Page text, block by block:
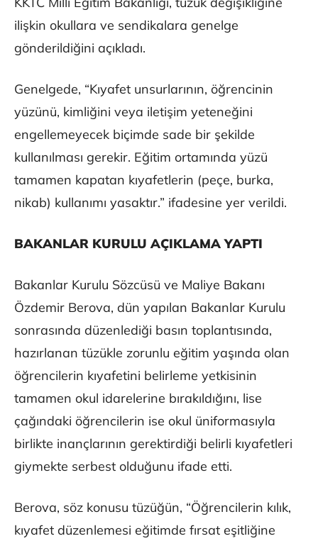
ilişkin okullara ve sendikalara genelge
gönderildiğini açıkladı.
Genelgede, “Kıyafet unsurlarının, öğrencinin
yüzünü, kimliğini veya iletişim yeteneğini
engellemeyecek biçimde sade bir şekilde
kullanılması gerekir. Eğitim ortamında yüzü
tamamen kapatan kıyafetlerin (peçe, burka,
nikab) kullanımı yasaktır.” ifadesine yer verildi.
BAKANLAR KURULU AÇIKLAMA YAPTI
Bakanlar Kurulu Sözcüsü ve Maliye Bakanı
Özdemir Berova, dün yapılan Bakanlar Kurulu
sonrasında düzenlediği basın toplantısında,
hazırlanan tüzükle zorunlu eğitim yaşında olan
öğrencilerin kıyafetini belirleme yetkisinin
tamamen okul idarelerine bırakıldığını, lise
çağındaki öğrencilerin ise okul üniformasıyla
birlikte inançlarının gerektirdiği belirli kıyafetleri
giymekte serbest olduğunu ifade etti.
Berova, söz konusu tüzüğün, “Öğrencilerin kılık,
kıyafet düzenlemesi eğitimde fırsat eşitliğine